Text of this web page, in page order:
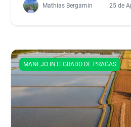
Mathias Bergamin 25 de
MANEJO INTEGRADO DE PRAGAS